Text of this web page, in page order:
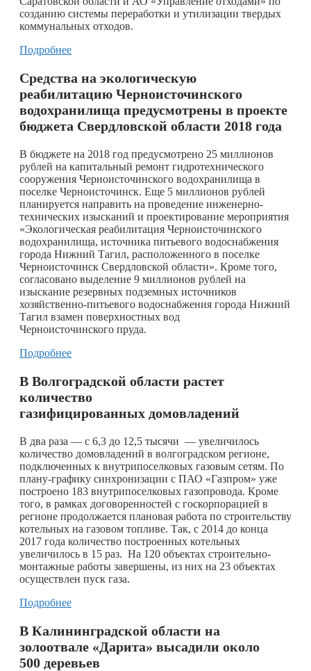
созданию системы переработки и утилизации твердых
коммунальных отходов.
Подробнее
Средства на экологическую
реабилитацию Черноисточинского
водохранилища предусмотрены в проекте
бюджета Свердловской области 2018 года
В бюджете на 2018 год предусмотрено 25 миллионов
рублей на капитальный ремонт гидротехнического
сооружения Черноисточинского водохранилища в
поселке Черноисточинск. Еще 5 миллионов рублей
планируется направить на проведение инженерно-
технических изысканий и проектирование мероприятия
«Экологическая реабилитация Черноисточинского
водохранилища, источника питьевого водоснабжения
города Нижний Тагил, расположенного в поселке
Черноисточинск Свердловской области». Кроме того,
согласовано выделение 9 миллионов рублей на
изыскание резервных подземных источников
хозяйственно-питьевого водоснабжения города Нижний
Тагил взамен поверхностных вод
Черноисточинского пруда.
Подробнее
В Волгоградской области растет
количество
газифицированных домовладений
В два раза — с 6,3 до 12,5 тысячи — увеличилось
количество домовладений в волгоградском регионе,
подключенных к внутрипоселковых газовым сетям. По
плану-графику синхронизации с ПАО «Газпром» уже
построено 183 внутрипоселковых газопровода. Кроме
того, в рамках договоренностей с госкорпорацией в
регионе продолжается плановая работа по строительству
котельных на газовом топливе. Так, с 2014 до конца
2017 года количество построенных котельных
увеличилось в 15 раз. На 120 объектах строительно-
монтажные работы завершены, из них на 23 объектах
осуществлен пуск газа.
Подробнее
В Калининградской области на
золоотвале «Дарита» высадили около
500 деревьев